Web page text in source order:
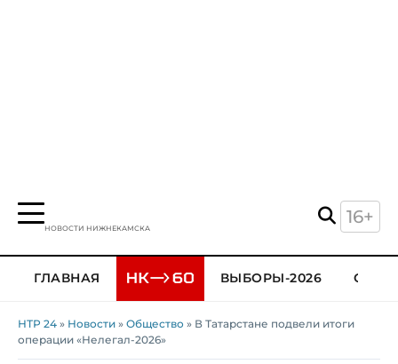
НОВОСТИ НИЖНЕКАМСКА
16+
ГЛАВНАЯ ВЫБОРЫ-2026
НТР 24 » Новости » Общество » В Татарстане подвели итоги
операции «Нелегал-2026»